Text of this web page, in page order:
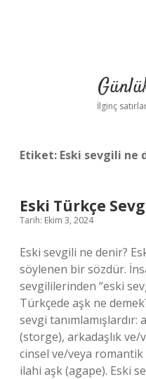
İlginç
Etiket: Eski sevgili ne
Eski Türkçe
Tarih: Ekim 3, 2024
Eski sevgili ne denir?
söylenen bir sözdür.
sevgililerinden “eski
Türkçede aşk ne
sevgi tanımlamışlardır:
(storge), arkadaşlık
cinsel ve/veya
ilahi aşk (agape). Eski